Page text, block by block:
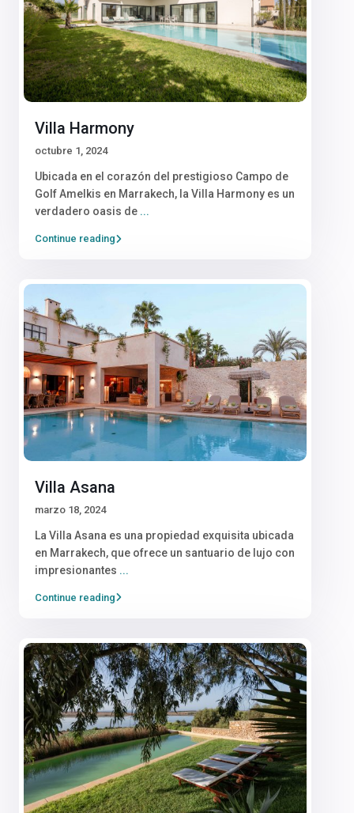
Villa Harmony
octubre 1, 2024
Ubicada en el corazón del prestigioso Campo de
Golf Amelkis en Marrakech, la Villa Harmony es un
verdadero oasis de ...
Continue reading
Villa Asana
marzo 18, 2024
La Villa Asana es una propiedad exquisita ubicada
en Marrakech, que ofrece un santuario de lujo con
impresionantes ...
Continue reading